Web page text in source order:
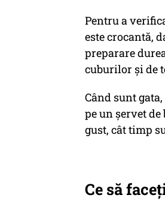
Pentru a
este crocantă,
preparare
cuburilor și de
Când sunt
pe un șervet
gust, cât timp
Ce să